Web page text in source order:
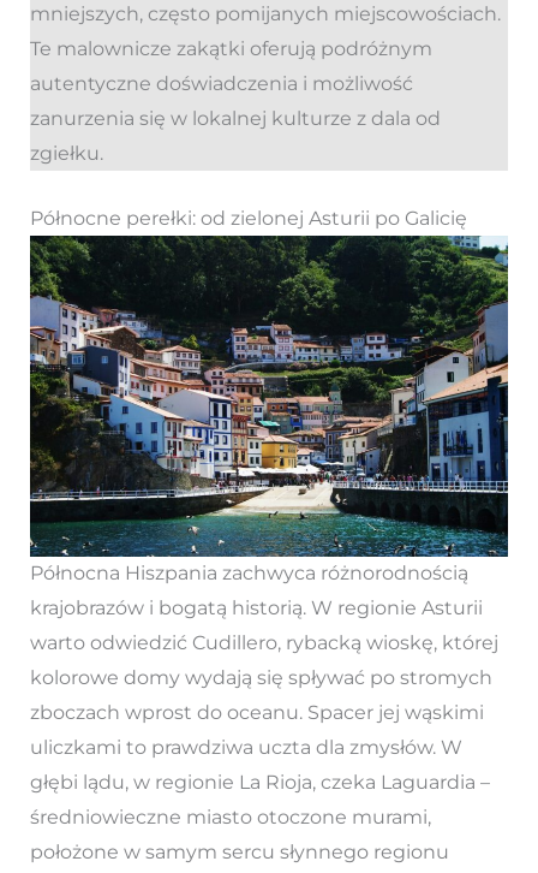
mniejszych, często pomijanych miejscowościach.
Te malownicze zakątki oferują podróżnym
autentyczne doświadczenia i możliwość
zanurzenia się w lokalnej kulturze z dala od
zgiełku.
Północne perełki: od zielonej Asturii po Galicię
Północna Hiszpania zachwyca różnorodnością
krajobrazów i bogatą historią. W regionie Asturii
warto odwiedzić Cudillero, rybacką wioskę, której
kolorowe domy wydają się spływać po stromych
zboczach wprost do oceanu. Spacer jej wąskimi
uliczkami to prawdziwa uczta dla zmysłów. W
głębi lądu, w regionie La Rioja, czeka Laguardia –
średniowieczne miasto otoczone murami,
położone w samym sercu słynnego regionu